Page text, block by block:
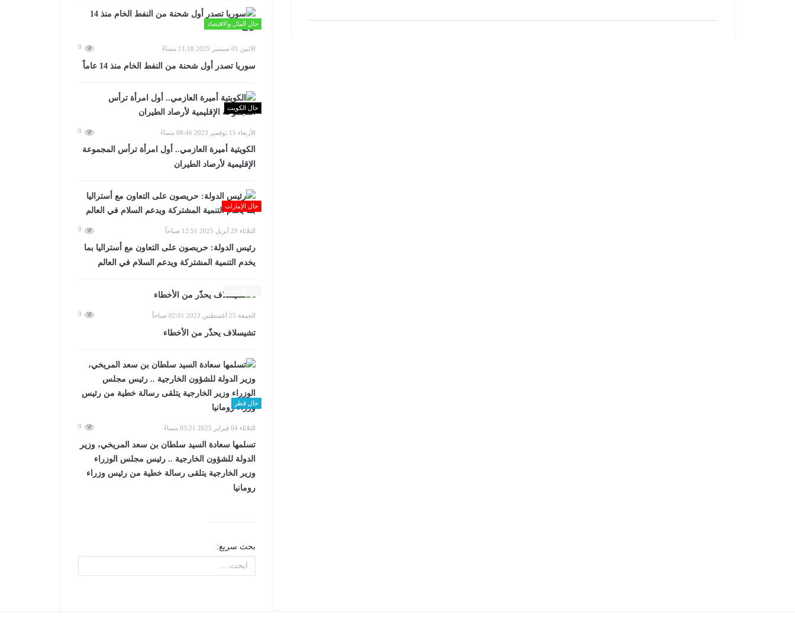
حال المال والاقتصاد
الاثنين 01 سبتمبر 2025 11:18 مساءً 0
سوريا تصدر أول شحنة من النفط الخام منذ 14 عاماً
حال الكويت
الأربعاء 15 نوفمبر 2023 08:46 مساءً 0
الكويتية أميرة العازمي.. أول امرأة ترأس المجموعة
الإقليمية لأرصاد الطيران
حال الإمارات
الثلاثاء 29 أبريل 2025 12:51 صباحاً 0
رئيس الدولة: حريصون على التعاون مع أستراليا بما
يخدم التنمية المشتركة ويدعم السلام في العالم
الجمعة 25 أغسطس 2023 02:01 صباحاً 0
تشيسلاف يحذّر من الأخطاء
حال قطر
الثلاثاء 04 فبراير 2025 03:21 مساءً 0
تسلمها سعادة السيد سلطان بن سعد المريخي، وزير
الدولة للشؤون الخارجية .. رئيس مجلس الوزراء
وزير الخارجية يتلقى رسالة خطية من رئيس وزراء
رومانيا
بحث سريع: